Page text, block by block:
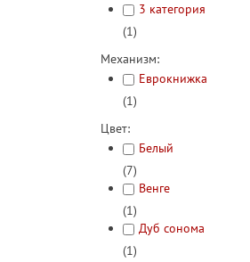
3 категория
(1)
Механизм:
Еврокнижка
(1)
Цвет:
Белый
(7)
Венге
(1)
Дуб сонома
(1)